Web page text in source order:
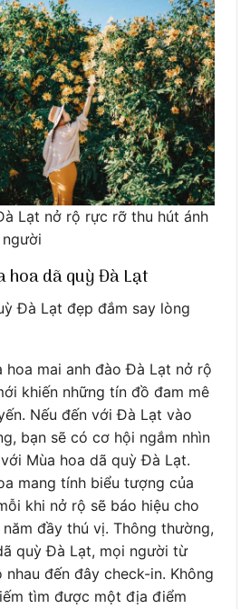
Lạt nở rộ rực rỡ thu hút ánh
hoa dã quỳ Đà Lạt
Đà Lạt đẹp đắm say lòng
hoa mai anh đào Đà Lạt nở rộ
khiến những tín đồ đam mê
Nếu đến với Đà Lạt vào
bạn sẽ có cơ hội ngắm nhìn
Mùa hoa dã quỳ Đà Lạt.
mang tính biểu tượng của
khi nở rộ sẽ báo hiệu cho
đầy thú vị. Thông thường,
quỳ Đà Lạt, mọi người từ
đến đây check-in. Không
tìm được một địa điểm